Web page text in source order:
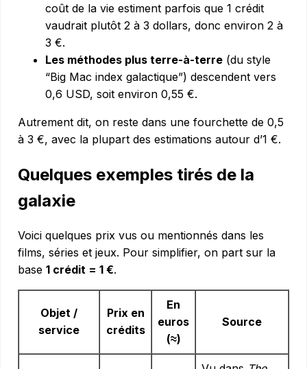
coût de la vie estiment parfois que 1 crédit
vaudrait plutôt 2 à 3 dollars, donc environ 2 à
3 €.
Les méthodes plus terre-à-terre (du style
“Big Mac index galactique”) descendent vers
0,6 USD, soit environ 0,55 €.
Autrement dit, on reste dans une fourchette de 0,5
à 3 €, avec la plupart des estimations autour d’1 €.
Quelques exemples tirés de la
galaxie
Voici quelques prix vus ou mentionnés dans les
films, séries et jeux. Pour simplifier, on part sur la
base 1 crédit = 1 €.
Objet /
service
Prix en
crédits
En
euros
(≈)
Source